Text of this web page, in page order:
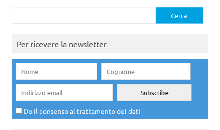
per:
Per ricevere la newsletter
Do il consenso al trattamento dei dati